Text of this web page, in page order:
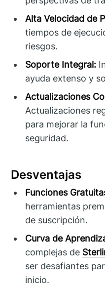
Alta Velocidad de
tiempos de
riesgos.
Soporte Integral:
ayuda extenso y
Actualizaciones
Actualizaciones
para mejorar la
seguridad.
Desventajas
Funciones
herramientas
de suscripción.
Curva de
complejas de
ser desafiantes
inicio.